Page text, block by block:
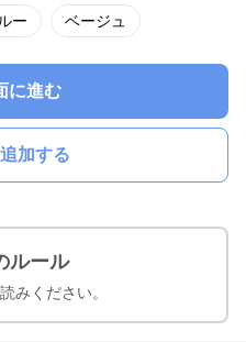
ー ベージュ
に進む
加する
ルール
みください。